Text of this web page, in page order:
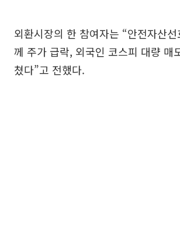
외환시장의 한 참여자는 “안전자산
께 주가 급락, 외국인 코스피 대량 매
쳤다”고 전했다.